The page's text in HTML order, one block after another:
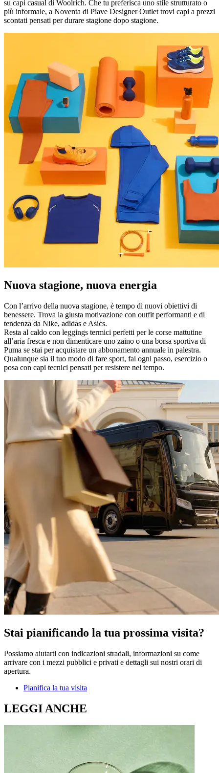
su capi casual di Woolrich. Che tu preferisca uno stile strutturato o
più informale, a Noventa di Piave Designer Outlet trovi capi a prezzi
scontati pensati per durare stagione dopo stagione.
Nuova stagione, nuova energia
Con l’arrivo della nuova stagione, è tempo di nuovi obiettivi di
benessere. Trova la giusta motivazione con outfit performanti e di
tendenza da Nike, adidas e Asics.
Resta al caldo con leggings termici perfetti per le corse mattutine
all’aria fresca e non dimenticare uno zaino o una borsa sportiva di
Puma se stai per acquistare un abbonamento annuale in palestra.
Qualunque sia il tuo modo di fare sport, fai ogni passo, esercizio o
posa con capi tecnici pensati per resistere nel tempo.
Stai pianificando la tua prossima visita?
Possiamo aiutarti con indicazioni stradali, informazioni su come
arrivare con i mezzi pubblici e privati e dettagli sui nostri orari di
apertura.
Pianifica la tua visita
LEGGI ANCHE